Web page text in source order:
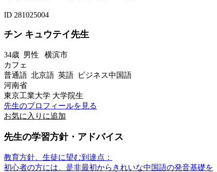
ID 281025004
チン キュウテイ先生
34歳 男性 横滨市
カフェ
普通語 北京語 英語 ビジネス中国語
河南省
東京工業大学 大学院生
先生のプロフィールを見る
お気に入りに追加
先生の学習方針・アドバイス
教育方針、生徒に望む到達点：
初心者の方には、是非最初からきれいな中国語の発音基礎を